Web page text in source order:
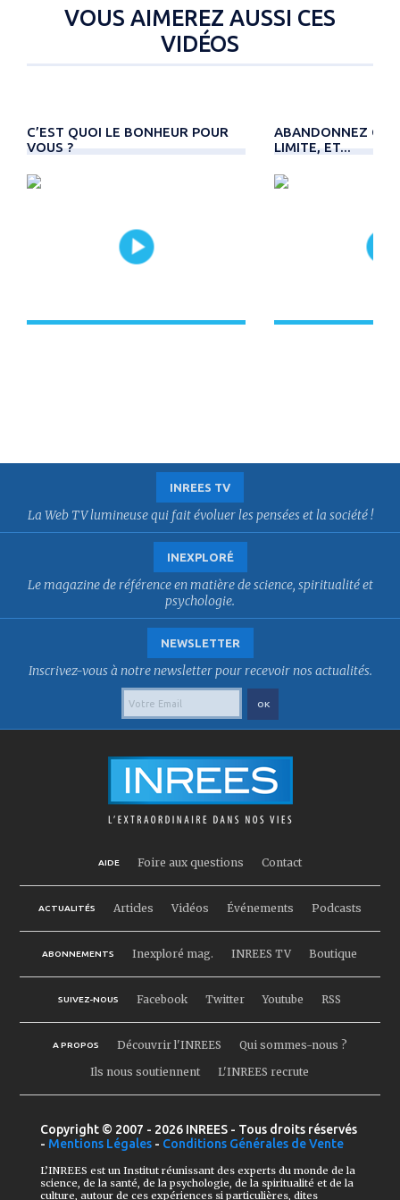
VOUS AIMEREZ AUSSI CES
VIDÉOS
C’EST QUOI LE BONHEUR POUR
VOUS ?
ABANDONNEZ CE
LIMITE, ET...
INREES TV
La Web TV lumineuse qui fait évoluer les pensées et la société !
INEXPLORÉ
Le magazine de référence en matière de science, spiritualité et
psychologie.
NEWSLETTER
Inscrivez-vous à notre newsletter pour recevoir nos actualités.
AIDE Foire aux questions Contact
ACTUALITÉS Articles Vidéos Événements Podcasts
ABONNEMENTS Inexploré mag. INREES TV Boutique
SUIVEZ-NOUS Facebook Twitter Youtube RSS
A PROPOS Découvrir l'INREES
Qui sommes-nous ?
Ils nous soutiennent
L'INREES recrute
Copyright © 2007 - 2026 INREES - Tous droits réservés
- Mentions Légales- Conditions Générales de Vente
L’INREES est un Institut réunissant des experts du monde de la
science, de la santé, de la psychologie, de la spiritualité et de la
culture, autour de ces expériences si particulières, dites